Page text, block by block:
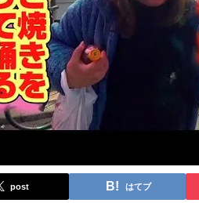
post はてブ